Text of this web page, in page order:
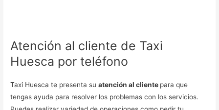
Atención al cliente de Taxi
Huesca por teléfono
Taxi Huesca te presenta suatención al cliente para que
tengas ayuda para resolver los problemas con los servicios.